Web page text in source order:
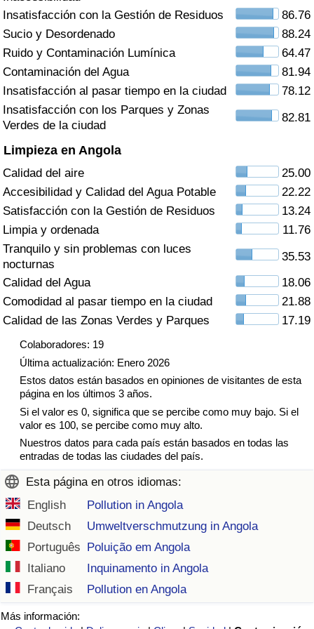
Insatisfacción con la Gestión de Residuos
86.76
Sucio y Desordenado
88.24
Ruido y Contaminación Lumínica
64.47
Contaminación del Agua
81.94
Insatisfacción al pasar tiempo en la ciudad
78.12
Insatisfacción con los Parques y Zonas
Verdes de la ciudad
82.81
Limpieza en Angola
Calidad del aire
25.00
Accesibilidad y Calidad del Agua Potable
22.22
Satisfacción con la Gestión de Residuos
13.24
Limpia y ordenada
11.76
Tranquilo y sin problemas con luces
nocturnas
35.53
Calidad del Agua
18.06
Comodidad al pasar tiempo en la ciudad
21.88
Calidad de las Zonas Verdes y Parques
17.19
Colaboradores: 19
Última actualización: Enero 2026
Estos datos están basados en opiniones de visitantes de esta
página en los últimos 3 años.
Si el valor es 0, significa que se percibe como muy bajo. Si el
valor es 100, se percibe como muy alto.
Nuestros datos para cada país están basados en todas las
entradas de todas las ciudades del país.
Esta página en otros idiomas:
English
Pollution in Angola
Deutsch
Umweltverschmutzung in Angola
Português Poluição em Angola
Italiano
Inquinamento in Angola
Français
Pollution en Angola
Más información:
Sanidad
Índice de Sanidad (Actual)
Índice de Sanidad
Índice de Sanidad por País
Contaminación
Índice de contaminación
Índice de Contaminación por País
Tráfico
Índice de Tráfico
Índice de Tráfico (Actual)
Índice de Tráfico por País